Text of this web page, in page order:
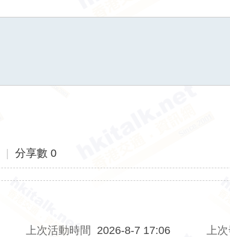
分享數 0
上次活動時間 2026-8-7 17:06 上